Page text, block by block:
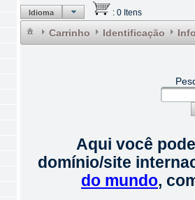
Idioma : 0 Itens
Carrinho Identificação
Aqui você
domínio/site
do mundo,